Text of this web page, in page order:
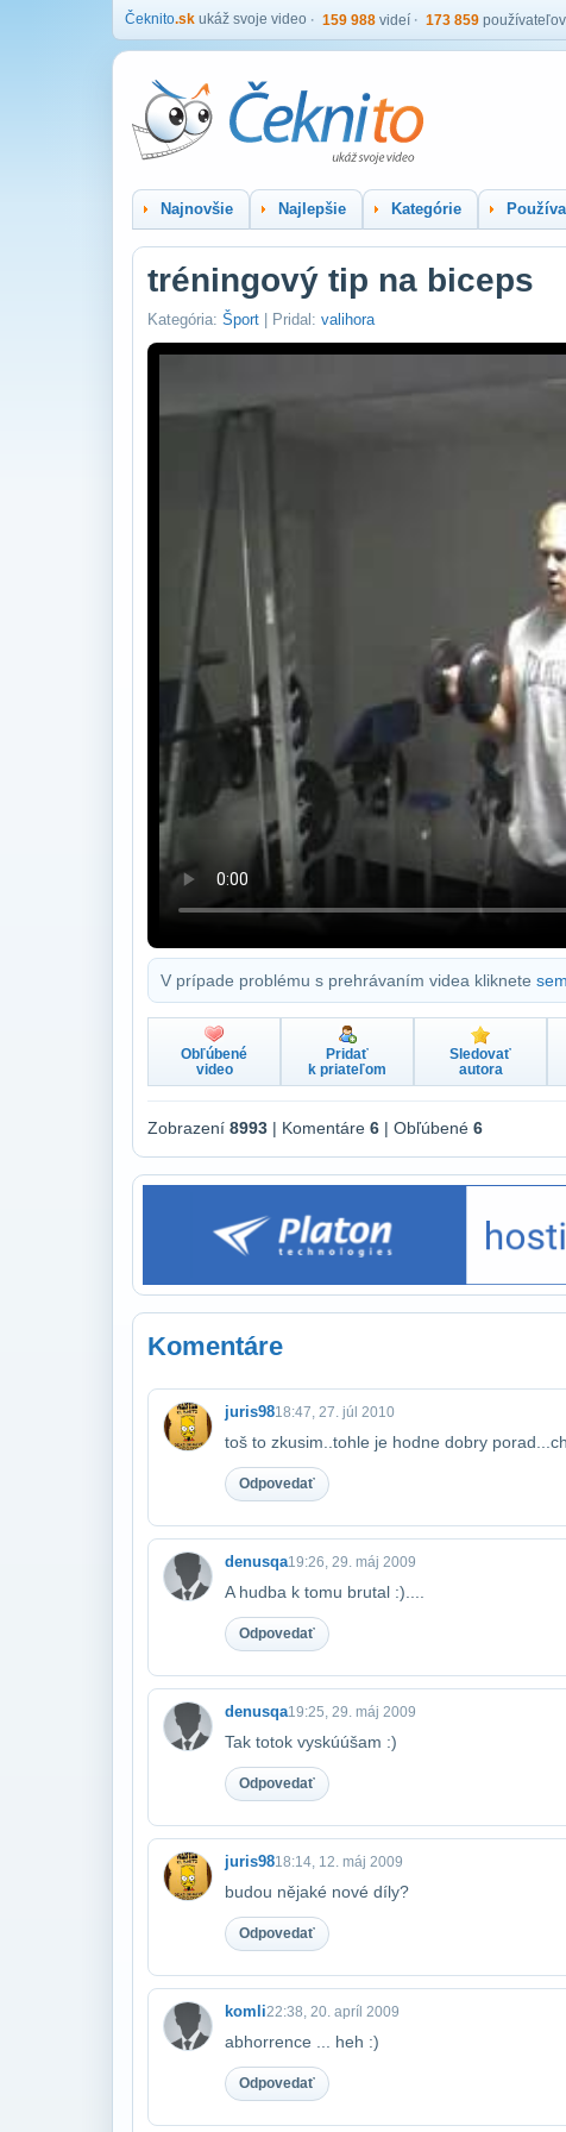
Čeknito.sk ukáž svoje video 159 988 videí 173 859 používateľov
Najnovšie Najlepšie Kategórie
tréningový tip na biceps
Kategória: Šport | Pridal: valihora
V prípade problému s prehrávaním videa kliknete sem
Obľúbené
video
Pridať
k priateľom
Sledovať
autora
Zobrazení 8993 | Komentáre 6 | Obľúbené 6
Komentáre
juris9818:47, 27. júl 2010
toš to zkusim..tohle je hodne dobry
Odpovedať
denusqa19:26, 29. máj 2009
A hudba k tomu brutal :)....
Odpovedať
denusqa19:25, 29. máj 2009
Tak totok vyskúúšam :)
Odpovedať
juris9818:14, 12. máj 2009
budou nějaké nové díly?
Odpovedať
komli22:38, 20. apríl 2009
abhorrence ... heh :)
Odpovedať